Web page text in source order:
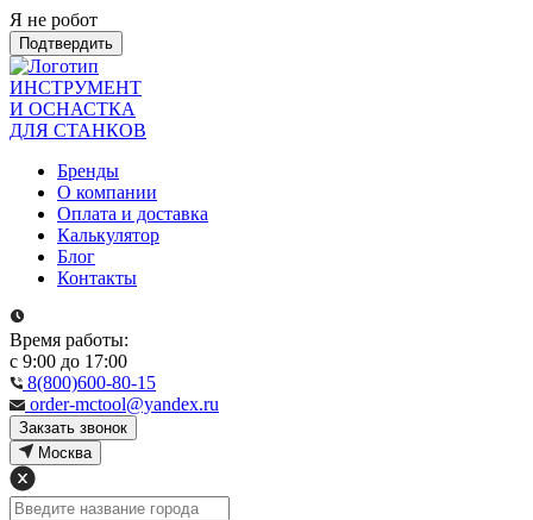
Я не робот
Подтвердить
ИНСТРУМЕНТ
И ОСНАСТКА
ДЛЯ СТАНКОВ
Бренды
О компании
Оплата и доставка
Калькулятор
Блог
Контакты
Время работы:
с 9:00 до 17:00
8(800)600-80-15
order-mctool@yandex.ru
Закзать звонок
Москва